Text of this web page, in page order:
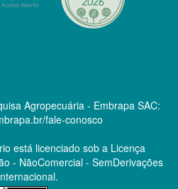
Agropecuária - Embrapa SAC:
fale-conosco
está licenciado sob a Licença
- NãoComercial - SemDerivações